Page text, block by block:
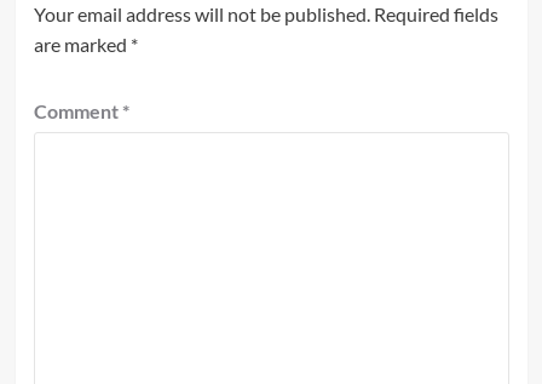
Your email address will not be published. Required fields
are marked *
Comment *